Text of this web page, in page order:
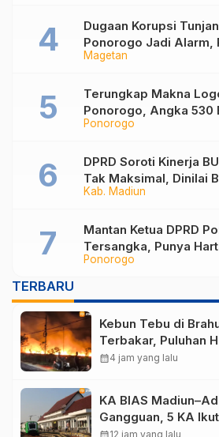
Magetan
Dugaan Korupsi
Ponorogo Jadi Alarm,
Magetan Perkuat Tata
Ponorogo
Terungkap Makna
Ponorogo, Angka 530
Jadi Sekar Kinanthi
Kab. Madiun
DPRD Soroti Kinerja
Tak Maksimal, Dinilai
Hasilkan PAD
Ponorogo
Mantan Ketua DPRD
Tersangka, Punya
Utang Rp1,4 Miliar
TERBARU
Kebun Tebu di
Terbakar, Puluhan
calendar_month4 jam yang lalu
KA BIAS
Gangguan, 5 KA
12 jam yang lalu